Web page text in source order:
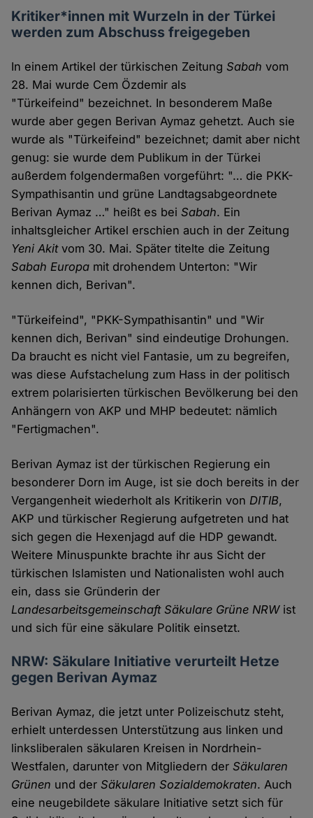
Kritiker*innen mit Wurzeln in der Türkei
werden zum Abschuss freigegeben
In einem Artikel der türkischen ZeitungSabah vom
28. Mai wurde Cem Özdemir als
"Türkeifeind" bezeichnet. In besonderem Maße
wurde aber gegen Berivan Aymaz gehetzt. Auch sie
wurde als "Türkeifeind" bezeichnet; damit aber nicht
genug: sie wurde dem Publikum in der Türkei
außerdem folgendermaßen vorgeführt: "… die PKK-
Sympathisantin und grüne Landtagsabgeordnete
Berivan Aymaz …" heißt es beiSabah. Ein
inhaltsgleicher Artikel erschien auch in der Zeitung
Yeni Akitvom 30. Mai. Später titelte die Zeitung
Sabah Europa mit drohendem Unterton: "Wir
kennen dich, Berivan".
"Türkeifeind", "PKK-Sympathisantin" und "Wir
kennen dich, Berivan" sind eindeutige Drohungen.
Da braucht es nicht viel Fantasie, um zu begreifen,
was diese Aufstachelung zum Hass in der politisch
extrem polarisierten türkischen Bevölkerung bei den
Anhängern von AKP und MHP bedeutet: nämlich
"Fertigmachen".
Berivan Aymaz ist der türkischen Regierung ein
besonderer Dorn im Auge, ist sie doch bereits in der
Vergangenheit wiederholt als Kritikerin vonDITIB,
AKP und türkischer Regierung aufgetreten und hat
sich gegen die Hexenjagd auf die HDP gewandt.
Weitere Minuspunkte brachte ihr aus Sicht der
türkischen Islamisten und Nationalisten wohl auch
ein, dass sie Gründerin der
Landesarbeitsgemeinschaft Säkulare Grüne NRWist
und sich für eine säkulare Politik einsetzt.
NRW: Säkulare Initiative verurteilt Hetze
gegen Berivan Aymaz
Berivan Aymaz, die jetzt unter Polizeischutz steht,
erhielt unterdessen Unterstützung aus linken und
linksliberalen säkularen Kreisen in Nordrhein-
Westfalen, darunter von Mitgliedern derSäkularen
Grünen und derSäkularen Sozialdemokraten. Auch
eine neugebildete säkulare Initiative setzt sich für